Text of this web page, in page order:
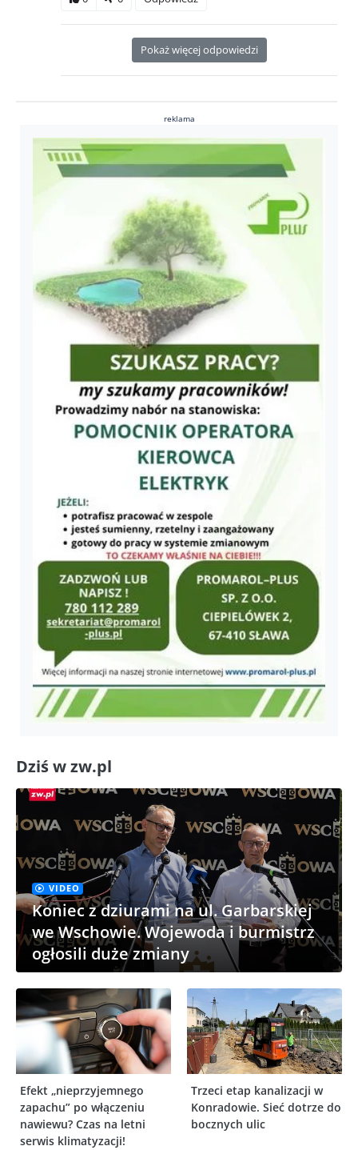
Pokaż więcej odpowiedzi
reklama
Dziś w zw.pl
VIDEO
Koniec z dziurami na ul. Garbarskiej
we Wschowie. Wojewoda i burmistrz
ogłosili duże zmiany
Efekt „nieprzyjemnego
zapachu” po włączeniu
nawiewu? Czas na letni
serwis klimatyzacji!
Trzeci etap kanalizacji w
Konradowie. Sieć dotrze do
bocznych ulic